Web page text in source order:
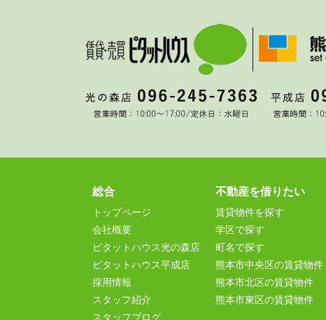
総合
トップページ
会社概要
ピタットハウス光の森店
ピタットハウス平成店
採用情報
スタッフ紹介
スタッフブログ
不動産を借りたい
賃貸物件を探す
学区で探す
町名で探す
熊本市中央区の賃貸物件
熊本市北区の賃貸物件
熊本市東区の賃貸物件